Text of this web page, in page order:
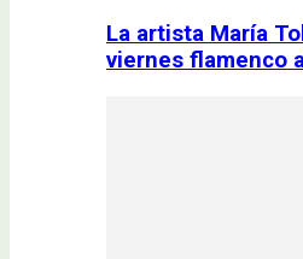
La artista María
viernes flamenco